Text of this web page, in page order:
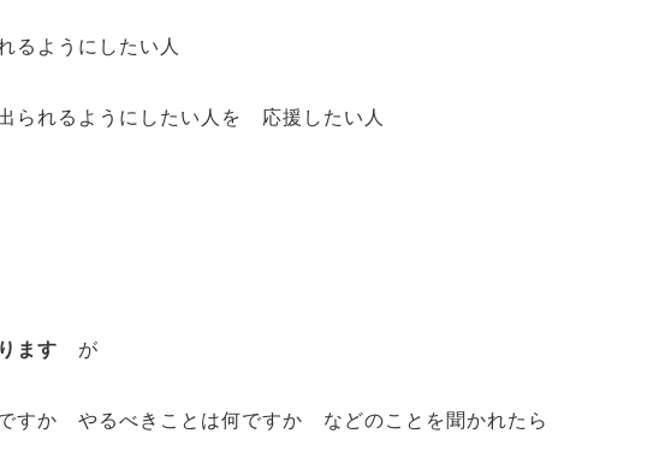
るようにしたい人
られるようにしたい人を 応援したい人
ます が
すか やるべきことは何ですか などのことを聞かれたら